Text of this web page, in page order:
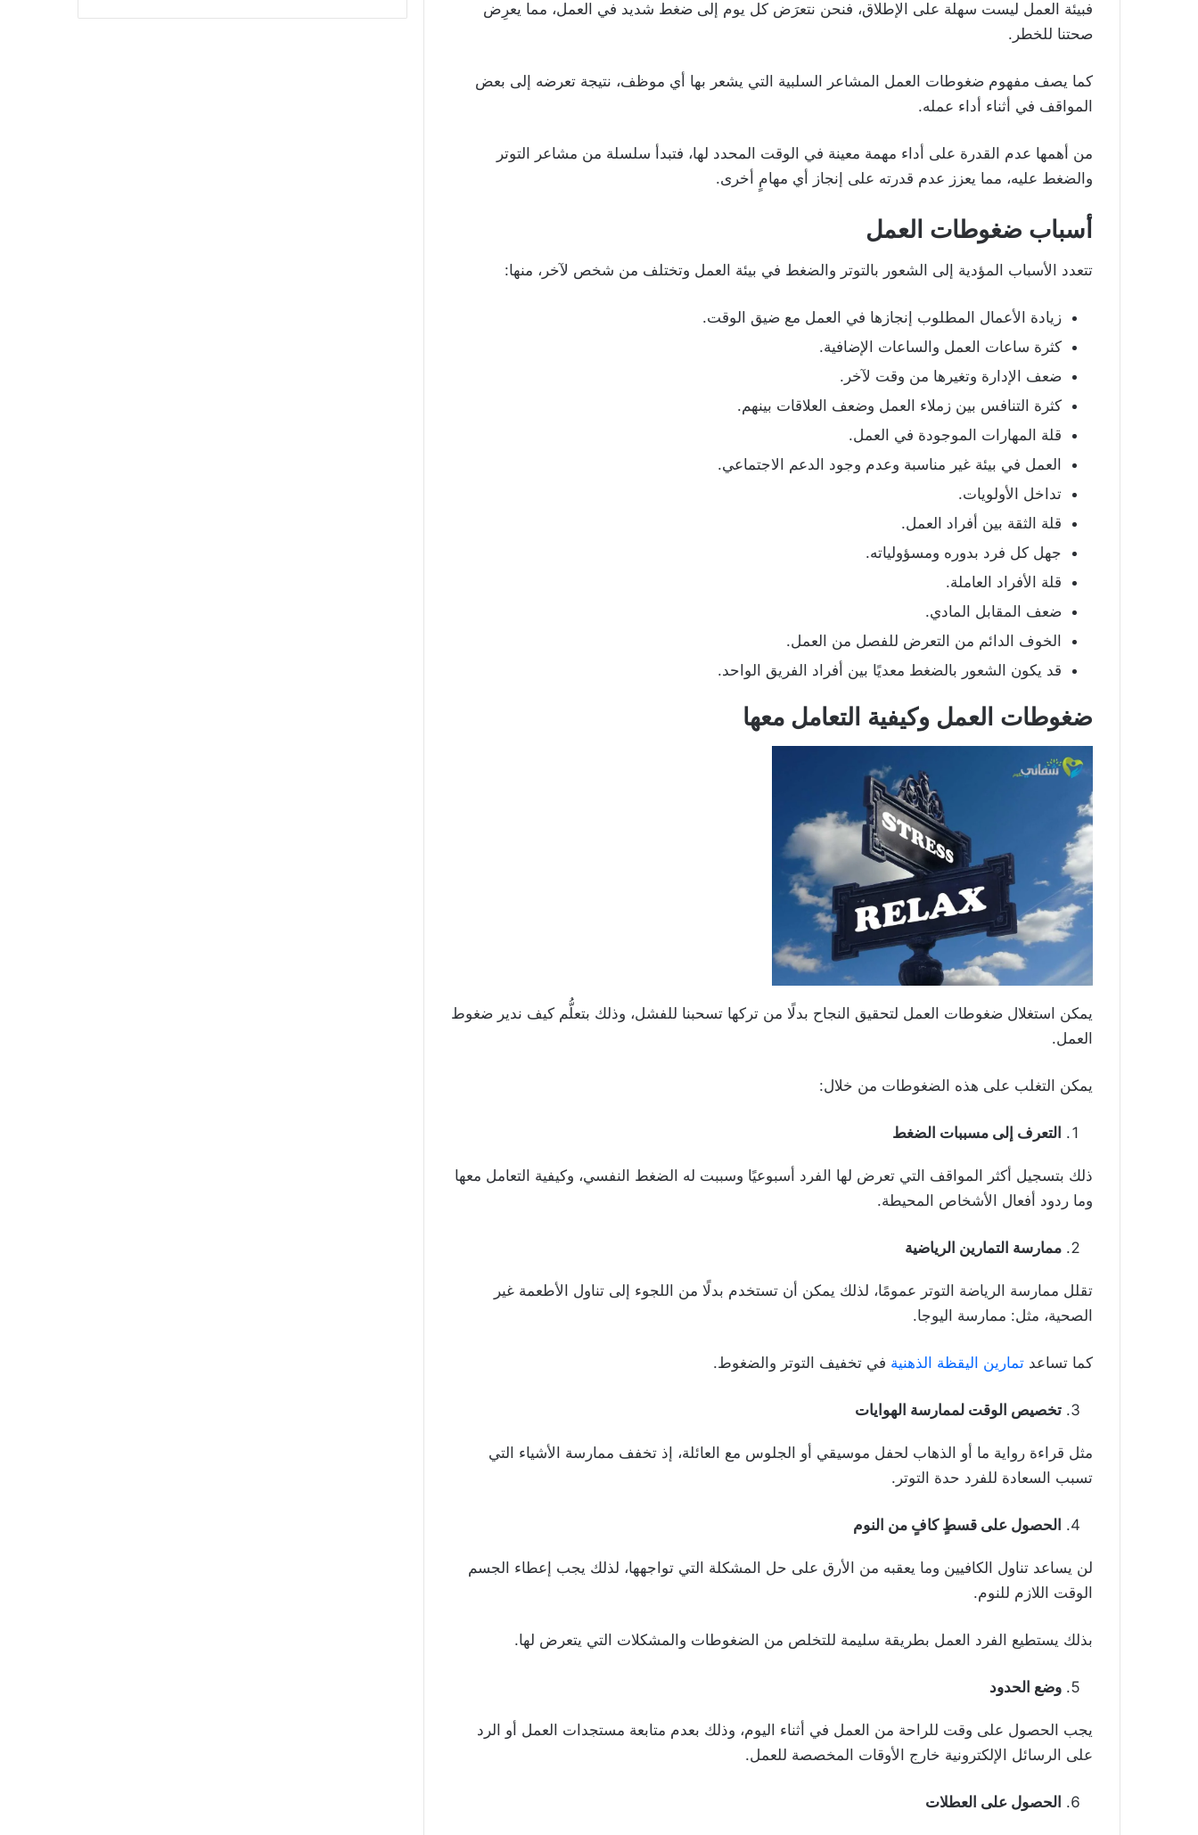
فبيئة العمل ليست سهلة على الإطلاق، فنحن نتعرَض كل يوم إلى ضغط شديد في العمل، مما يعرِض
صحتنا للخطر.
كما يصف مفهوم ضغوطات العمل المشاعر السلبية التي يشعر بها أي موظف، نتيجة تعرضه إلى بعض
المواقف في أثناء أداء عمله.
من أهمها عدم القدرة على أداء مهمة معينة في الوقت المحدد لها، فتبدأ سلسلة من مشاعر التوتر
والضغط عليه، مما يعزز عدم قدرته على إنجاز أي مهامٍ أخرى.
أسباب ضغوطات العمل
تتعدد الأسباب المؤدية إلى الشعور بالتوتر والضغط في بيئة العمل وتختلف من شخص لآخر، منها:
زيادة الأعمال المطلوب إنجازها في العمل مع ضيق الوقت.
كثرة ساعات العمل والساعات الإضافية.
ضعف الإدارة وتغيرها من وقت لآخر.
كثرة التنافس بين زملاء العمل وضعف العلاقات بينهم.
قلة المهارات الموجودة في العمل.
العمل في بيئة غير مناسبة وعدم وجود الدعم الاجتماعي.
تداخل الأولويات.
قلة الثقة بين أفراد العمل.
جهل كل فرد بدوره ومسؤولياته.
قلة الأفراد العاملة.
ضعف المقابل المادي.
الخوف الدائم من التعرض للفصل من العمل.
قد يكون الشعور بالضغط معديًا بين أفراد الفريق الواحد.
ضغوطات العمل وكيفية التعامل معها
يمكن استغلال ضغوطات العمل لتحقيق النجاح بدلًا من تركها تسحبنا للفشل، وذلك بتعلُّم كيف ندير ضغوط
العمل.
يمكن التغلب على هذه الضغوطات من خلال:
التعرف إلى مسببات الضغط
ذلك بتسجيل أكثر المواقف التي تعرض لها الفرد أسبوعيًا وسببت له الضغط النفسي، وكيفية التعامل معها
وما ردود أفعال الأشخاص المحيطة.
ممارسة التمارين الرياضية
تقلل ممارسة الرياضة التوتر عمومًا، لذلك يمكن أن تستخدم بدلًا من اللجوء إلى تناول الأطعمة غير
الصحية، مثل: ممارسة اليوجا.
كما تساعد تمارين اليقظة الذهنية في تخفيف التوتر والضغوط.
تخصيص الوقت لممارسة الهوايات
مثل قراءة رواية ما أو الذهاب لحفل موسيقي أو الجلوس مع العائلة، إذ تخفف ممارسة الأشياء التي
تسبب السعادة للفرد حدة التوتر.
الحصول على قسطٍ كافٍ من النوم
لن يساعد تناول الكافيين وما يعقبه من الأرق على حل المشكلة التي تواجهها، لذلك يجب إعطاء الجسم
الوقت اللازم للنوم.
بذلك يستطيع الفرد العمل بطريقة سليمة للتخلص من الضغوطات والمشكلات التي يتعرض لها.
وضع الحدود
يجب الحصول على وقت للراحة من العمل في أثناء اليوم، وذلك بعدم متابعة مستجدات العمل أو الرد
على الرسائل الإلكترونية خارج الأوقات المخصصة للعمل.
الحصول على العطلات